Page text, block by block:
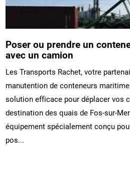
Poser ou prendre un
avec un camion
Les Transports Rachet, votre
manutention de conteneurs
solution efficace pour déplacer vos
destination des quais de Fos-sur-
équipement spécialement conçu
pos...